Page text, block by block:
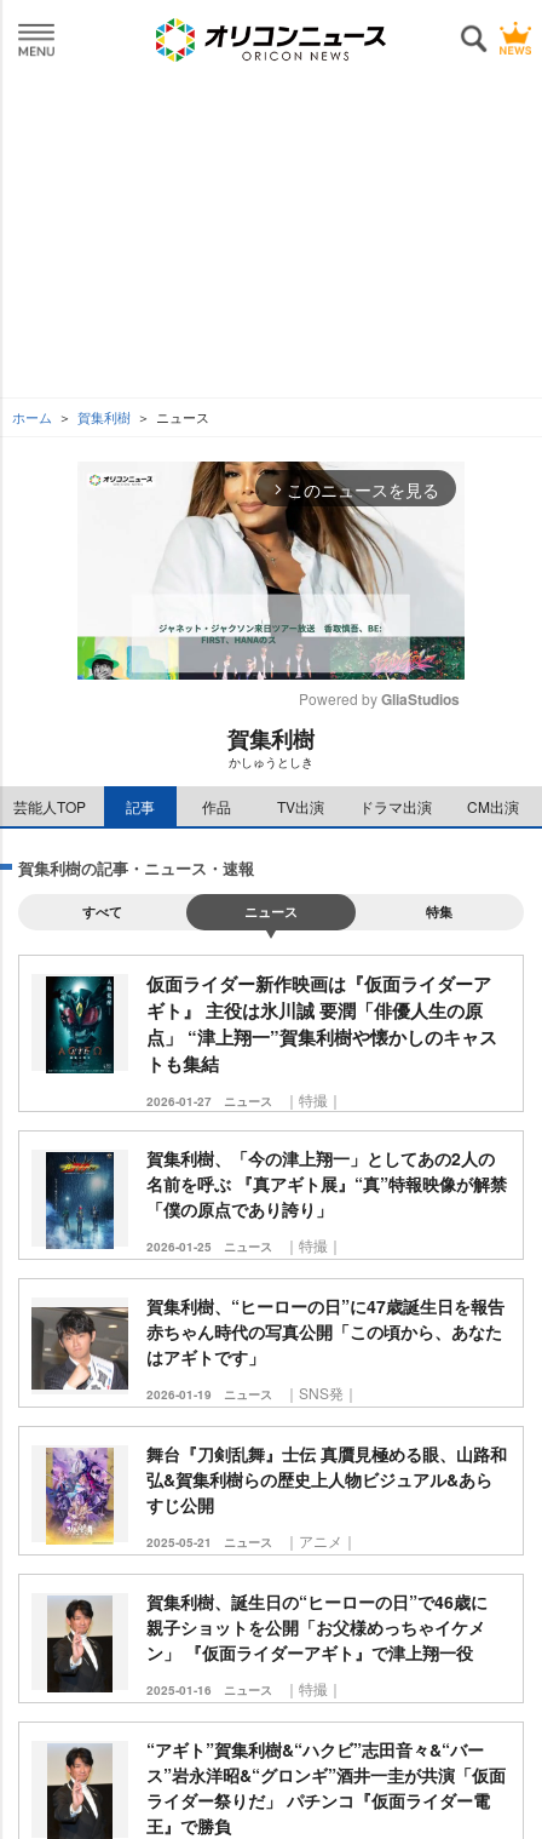
ホーム 賀集利樹 ニュース
arrow_forward_ios このニュースを見る
e
Powered by GliaStudios
賀集利樹
かしゅうとしき
芸能人TOP 記事 作品 TV出演 ドラマ出演 CM出演
賀集利樹の記事・ニュース・速報
すべて ニュース 特集
仮面ライダー新作映画は『仮面ライダーア
ギト』 主役は氷川誠 要潤「俳優人生の原
点」 “津上翔一”賀集利樹や懐かしのキャス
トも集結
2026-01-27 ニュース ｜特撮｜
賀集利樹、「今の津上翔一」としてあの2人の
名前を呼ぶ 『真アギト展』“真”特報映像が解禁
「僕の原点であり誇り」
2026-01-25 ニュース ｜特撮｜
賀集利樹、“ヒーローの日”に47歳誕生日を報告
赤ちゃん時代の写真公開「この頃から、あなた
はアギトです」
2026-01-19 ニュース ｜SNS発｜
舞台『刀剣乱舞』士伝 真贋見極める眼、山路和
弘&賀集利樹らの歴史上人物ビジュアル&あら
すじ公開
2025-05-21 ニュース ｜アニメ｜
賀集利樹、誕生日の“ヒーローの日”で46歳に
親子ショットを公開「お父様めっちゃイケメ
ン」 『仮面ライダーアギト』で津上翔一役
2025-01-16 ニュース ｜特撮｜
“アギト”賀集利樹&“ハクビ”志田音々&“バー
ス”岩永洋昭&“グロンギ”酒井一圭が共演「仮面
ライダー祭りだ」 パチンコ『仮面ライダー電
王』で勝負